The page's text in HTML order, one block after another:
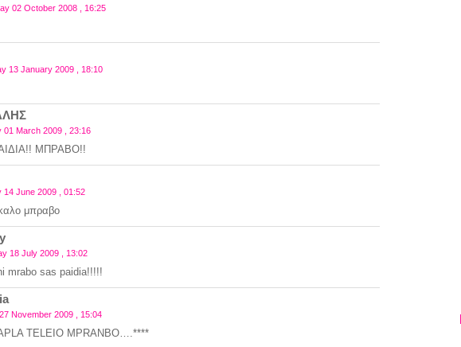
02 October 2008 , 16:25
13 January 2009 , 18:10
01 March 2009 , 23:16
ΜΠΡΑΒΟ!!
14 June 2009 , 01:52
μπραβο
18 July 2009 , 13:02
sas paidia!!!!!
November 2009 , 15:04
TELEIO MPRANBO….****